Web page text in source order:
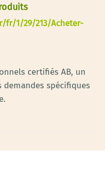
fr/1/29/213/Acheter-
certifiés AB, un
spécifiques